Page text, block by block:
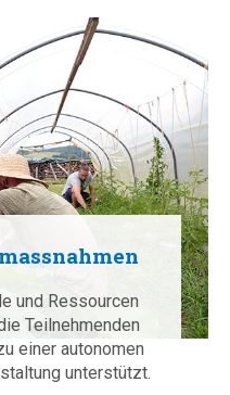
und Ressourcen
Teilnehmenden
einer autonomen
unterstützt.